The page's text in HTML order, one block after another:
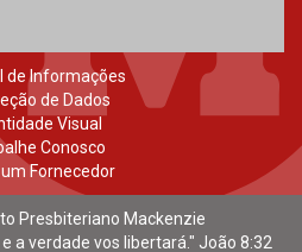
de Informações
de Dados
Visual
Conosco
Fornecedor
Presbiteriano Mackenzie
a verdade vos libertará." João 8:32